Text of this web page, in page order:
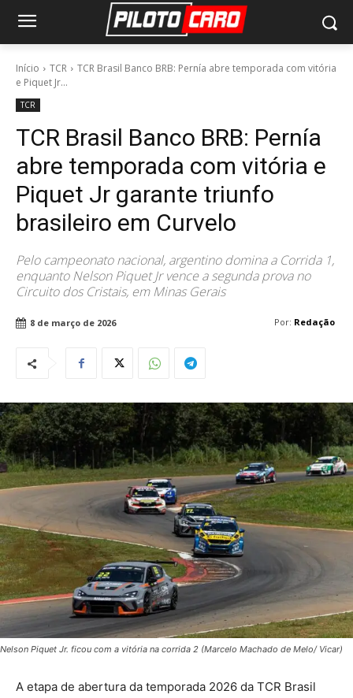
Início TCR
TCR Brasil Banco BRB: Pernía abre temporada com vitória
e Piquet Jr...
TCR
TCR Brasil Banco BRB: Pernía
abre temporada com vitória e
Piquet Jr garante triunfo
brasileiro em Curvelo
Pelo campeonato nacional, argentino domina a Corrida 1,
enquanto Nelson Piquet Jr vence a segunda prova no
Circuito dos Cristais, em Minas Gerais
Por: Redação
8 de março de 2026
Nelson Piquet Jr. ficou com a vitória na corrida 2 (Marcelo Machado de Melo/ Vicar)
A etapa de abertura da temporada 2026 da TCR Brasil